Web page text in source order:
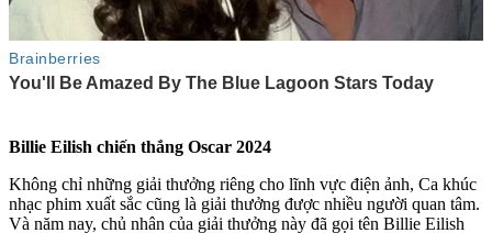
Billie Eilish chiến thắng Oscar 2024
Không chỉ những giải thưởng riêng cho lĩnh vực điện ảnh, Ca khúc
nhạc phim xuất sắc cũng là giải thưởng được nhiều người quan tâm.
Và năm nay, chủ nhân của giải thưởng này đã gọi tên Billie Eilish